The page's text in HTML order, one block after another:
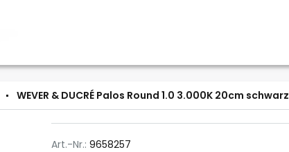
WEVER & DUCRÉ Palos Round 1.0 3.000K 20cm schwarz
Art.-Nr.: 9658257